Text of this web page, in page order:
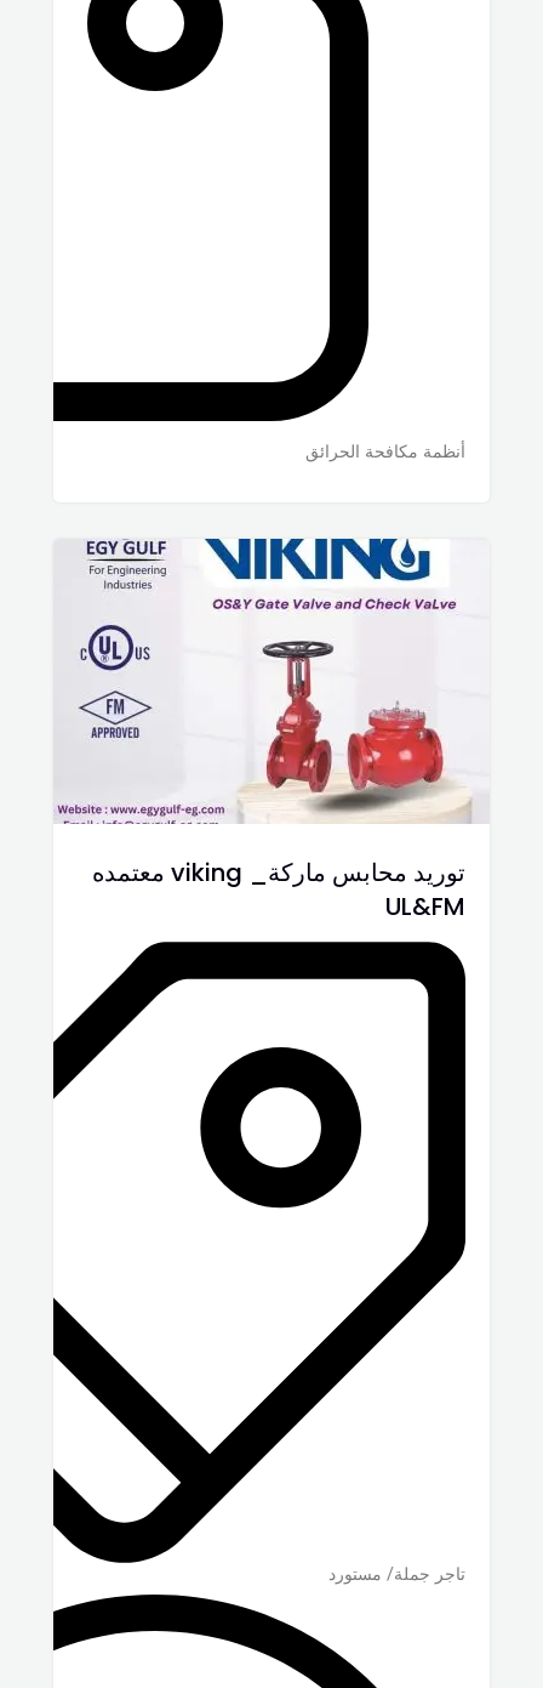
أنظمة مكافحة الحرائق
توريد محابس ماركة_ viking معتمده
UL&FM
تاجر جملة/ مستورد